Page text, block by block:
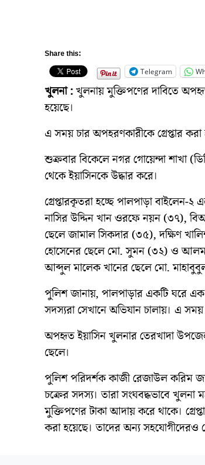
Share this:
Telegram
খুলনা :খুলনায় মুক্তিপণের দাবিতে
হয়েছে।
এ সময় চার অপহরণকারীকে গ্রেপ্তার করা
শুক্রবার বিকেলে নগর গোয়েন্দা শাখা
থেকে ইয়াসিনকে উদ্ধার করে।
গ্রেপ্তারকৃতরা হচ্ছে পালপাড়া
নাসির উদ্দিন খান ওরফে নয়ন (৩৭),
ছেলে জামাল সিকদার (৩৫), দক্ষিণ
হোসেনের ছেলে মো. সুমন (৩২) ও
আব্দুল মালেক খানের ছেলে মো.
পুলিশ জানায়, পালপাড়ার একটি ঘরে
সদস্যরা সেখানে অভিযান চালায়। এ
অপহৃত ইয়াসিন খুলনার তেরখাদা
ছেলে।
পুলিশ পরিদর্শক কাজী রেজাউল করিম
চক্রের সদস্য। তারা সংঘবদ্ধভাবে খুলনা
মুক্তিপণের টাকা আদায় করে থাকে।
করা হয়েছে। তাদের অন্য সহযোগীদেরও